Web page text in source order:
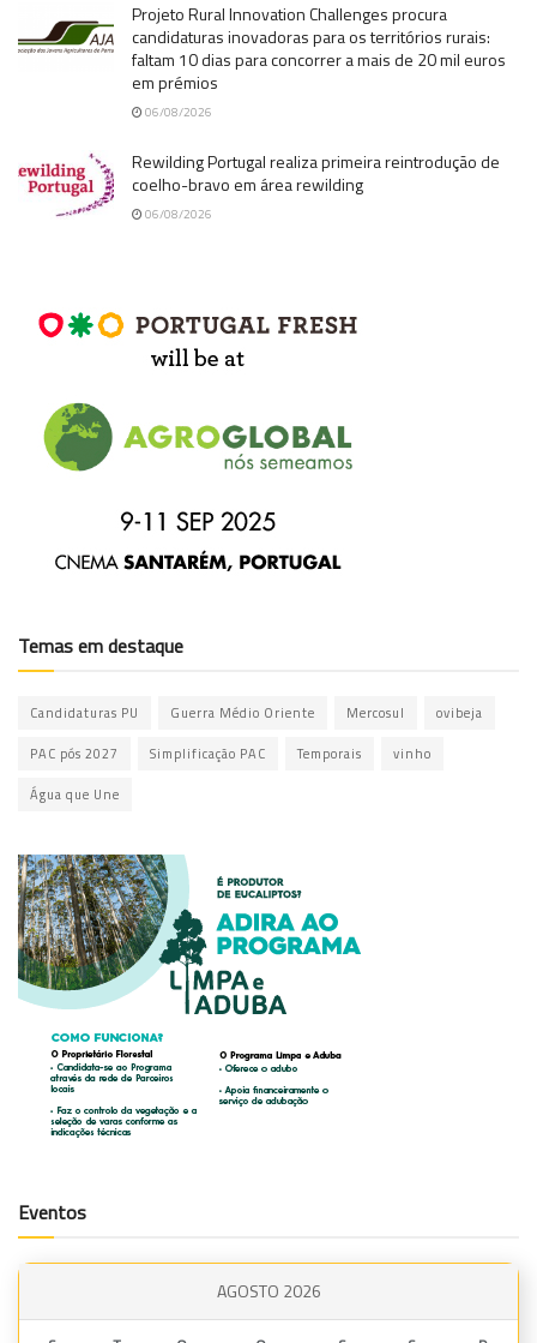
Projeto Rural Innovation Challenges procura
candidaturas inovadoras para os territórios rurais:
faltam 10 dias para concorrer a mais de 20 mil euros
em prémios
06/08/2026
Rewilding Portugal realiza primeira reintrodução de
coelho-bravo em área rewilding
06/08/2026
Temas em destaque
Candidaturas PU Guerra Médio Oriente Mercosul ovibeja
PAC pós 2027 Simplificação PAC Temporais vinho
Água que Une
Eventos
AGOSTO 2026